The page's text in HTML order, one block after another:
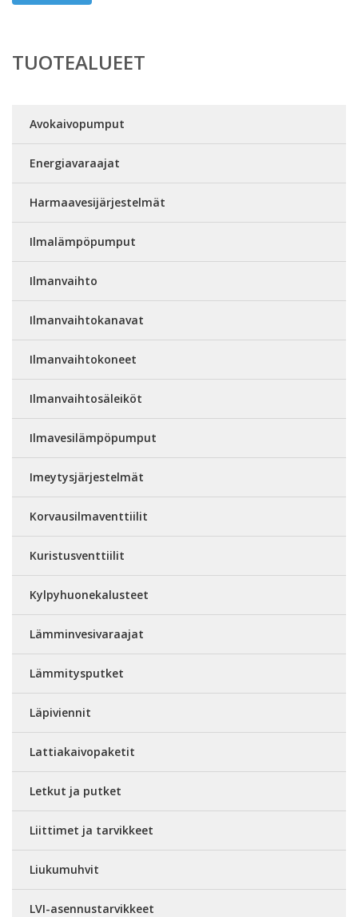
TUOTEALUEET
Avokaivopumput
Energiavaraajat
Harmaavesijärjestelmät
Ilmalämpöpumput
Ilmanvaihto
Ilmanvaihtokanavat
Ilmanvaihtokoneet
Ilmanvaihtosäleiköt
Ilmavesilämpöpumput
Imeytysjärjestelmät
Korvausilmaventtiilit
Kuristusventtiilit
Kylpyhuonekalusteet
Lämminvesivaraajat
Lämmitysputket
Läpiviennit
Lattiakaivopaketit
Letkut ja putket
Liittimet ja tarvikkeet
Liukumuhvit
LVI-asennustarvikkeet